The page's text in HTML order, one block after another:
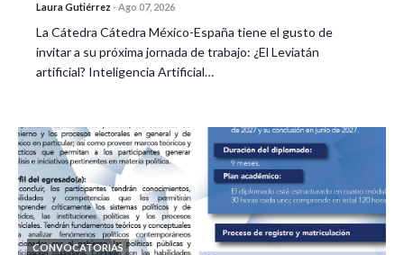
Laura Gutiérrez -Ago 07, 2026
La Cátedra Cátedra México-España tiene el gusto de
invitar a su próxima jornada de trabajo: ¿El Leviatán
artificial? Inteligencia Artificial…
CONVOCATORIAS